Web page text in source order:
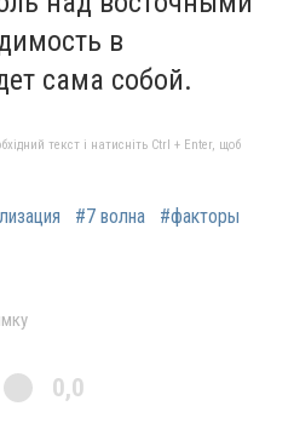
в
сама собой.
текст і натисніть Ctrl + Enter, щоб
#7 волна
#факторы
0,0